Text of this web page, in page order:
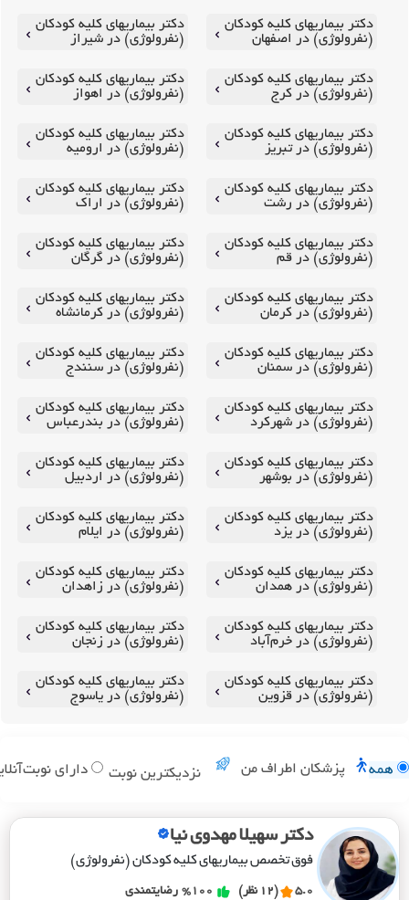
دکتر بیماریهای کلیه کودکان
(نفرولوژی) در اصفهان
دکتر بیماریهای کلیه کودکان
(نفرولوژی) در شیراز
دکتر بیماریهای کلیه کودکان
(نفرولوژی) در کرج
دکتر بیماریهای کلیه کودکان
(نفرولوژی) در اهواز
دکتر بیماریهای کلیه کودکان
(نفرولوژی) در تبریز
دکتر بیماریهای کلیه کودکان
(نفرولوژی) در ارومیه
دکتر بیماریهای کلیه کودکان
(نفرولوژی) در رشت
دکتر بیماریهای کلیه کودکان
(نفرولوژی) در اراک
دکتر بیماریهای کلیه کودکان
(نفرولوژی) در قم
دکتر بیماریهای کلیه کودکان
(نفرولوژی) در گرگان
دکتر بیماریهای کلیه کودکان
(نفرولوژی) در کرمان
دکتر بیماریهای کلیه کودکان
(نفرولوژی) در کرمانشاه
دکتر بیماریهای کلیه کودکان
(نفرولوژی) در سمنان
دکتر بیماریهای کلیه کودکان
(نفرولوژی) در سنندج
دکتر بیماریهای کلیه کودکان
(نفرولوژی) در شهرکرد
دکتر بیماریهای کلیه کودکان
(نفرولوژی) در بندرعباس
دکتر بیماریهای کلیه کودکان
(نفرولوژی) در بوشهر
دکتر بیماریهای کلیه کودکان
(نفرولوژی) در اردبیل
دکتر بیماریهای کلیه کودکان
(نفرولوژی) در یزد
دکتر بیماریهای کلیه کودکان
(نفرولوژی) در ایلام
دکتر بیماریهای کلیه کودکان
(نفرولوژی) در همدان
دکتر بیماریهای کلیه کودکان
(نفرولوژی) در زاهدان
دکتر بیماریهای کلیه کودکان
(نفرولوژی) در خرم‌آباد
دکتر بیماریهای کلیه کودکان
(نفرولوژی) در زنجان
دکتر بیماریهای کلیه کودکان
(نفرولوژی) در قزوین
دکتر بیماریهای کلیه کودکان
(نفرولوژی) در یاسوج
همه پزشکان اطراف من نزدیکترین نوبت دارای
دکتر سهیلا مهدوی نیا
فوق تخصص بیماریهای کلیه کودکان (نفرولوژی)
5.0 (12 نظر) %100 رضایتمندی